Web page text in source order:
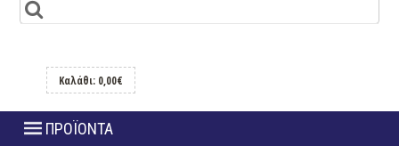
Καλάθι: 0,00€
ΠΡΟΪΟΝΤΑ